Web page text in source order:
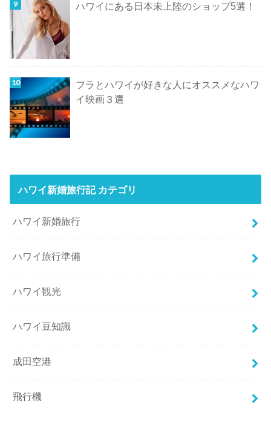
ハワイにある日本未上陸のショップ5選！
フラとハワイが好きな人にオススメなハワ
イ映画３選
ハワイ新婚旅行記 カテゴリ
ハワイ新婚旅行
ハワイ旅行準備
ハワイ観光
ハワイ豆知識
成田空港
飛行機